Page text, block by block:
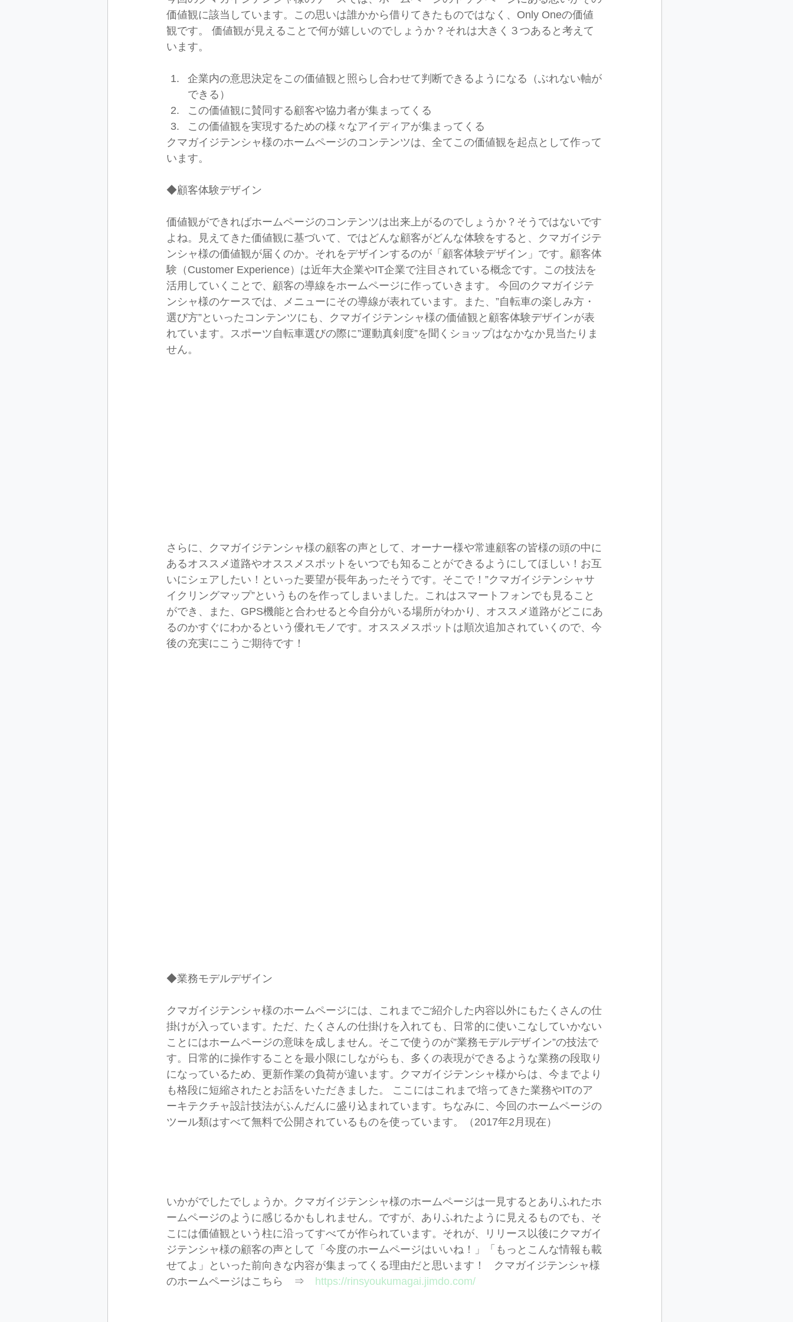
価値観に該当しています。この思いは誰かから借りてきたものではなく、Only Oneの価値
観です。 価値観が見えることで何が嬉しいのでしょうか？それは大きく３つあると考えて
います。
企業内の意思決定をこの価値観と照らし合わせて判断できるようになる（ぶれない軸が
できる）
この価値観に賛同する顧客や協力者が集まってくる
この価値観を実現するための様々なアイディアが集まってくる
クマガイジテンシャ様のホームページのコンテンツは、全てこの価値観を起点として作って
います。
◆顧客体験デザイン
価値観ができればホームページのコンテンツは出来上がるのでしょうか？そうではないです
よね。見えてきた価値観に基づいて、ではどんな顧客がどんな体験をすると、クマガイジテ
ンシャ様の価値観が届くのか。それをデザインするのが「顧客体験デザイン」です。顧客体
験（Customer Experience）は近年大企業やIT企業で注目されている概念です。この技法を
活用していくことで、顧客の導線をホームページに作っていきます。 今回のクマガイジテ
ンシャ様のケースでは、メニューにその導線が表れています。また、”自転車の楽しみ方・
選び方”といったコンテンツにも、クマガイジテンシャ様の価値観と顧客体験デザインが表
れています。スポーツ自転車選びの際に”運動真剣度”を聞くショップはなかなか見当たりま
せん。
さらに、クマガイジテンシャ様の顧客の声として、オーナー様や常連顧客の皆様の頭の中に
あるオススメ道路やオススメスポットをいつでも知ることができるようにしてほしい！お互
いにシェアしたい！といった要望が長年あったそうです。そこで！”クマガイジテンシャサ
イクリングマップ”というものを作ってしまいました。これはスマートフォンでも見ること
ができ、また、GPS機能と合わせると今自分がいる場所がわかり、オススメ道路がどこにあ
るのかすぐにわかるという優れモノです。オススメスポットは順次追加されていくので、今
後の充実にこうご期待です！
◆業務モデルデザイン
クマガイジテンシャ様のホームページには、これまでご紹介した内容以外にもたくさんの仕
掛けが入っています。ただ、たくさんの仕掛けを入れても、日常的に使いこなしていかない
ことにはホームページの意味を成しません。そこで使うのが”業務モデルデザイン”の技法で
す。日常的に操作することを最小限にしながらも、多くの表現ができるような業務の段取り
になっているため、更新作業の負荷が違います。クマガイジテンシャ様からは、今までより
も格段に短縮されたとお話をいただきました。 ここにはこれまで培ってきた業務やITのア
ーキテクチャ設計技法がふんだんに盛り込まれています。ちなみに、今回のホームページの
ツール類はすべて無料で公開されているものを使っています。（2017年2月現在）
いかがでしたでしょうか。クマガイジテンシャ様のホームページは一見するとありふれたホ
ームページのように感じるかもしれません。ですが、ありふれたように見えるものでも、そ
こには価値観という柱に沿ってすべてが作られています。それが、リリース以後にクマガイ
ジテンシャ様の顧客の声として「今度のホームページはいいね！」「もっとこんな情報も載
せてよ」といった前向きな内容が集まってくる理由だと思います！   クマガイジテンシャ様
のホームページはこちら　⇒
https://rinsyoukumagai.jimdo.com/